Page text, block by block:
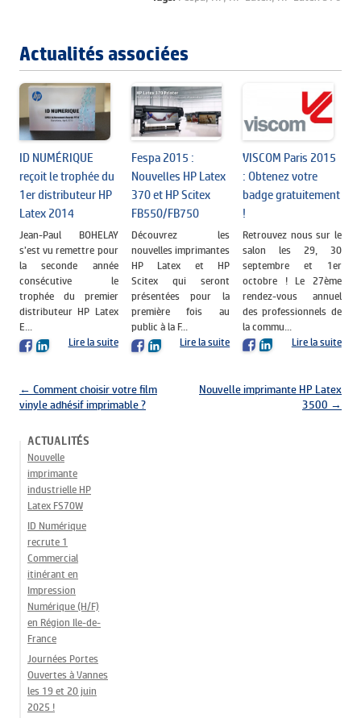
Actualités associées
ID NUMÉRIQUE
reçoit le trophée du
1er distributeur HP
Latex 2014
Jean-Paul BOHELAY
s’est vu remettre pour
la seconde année
consécutive le
trophée du premier
distributeur HP Latex
E...
Lire la suite
Fespa 2015 :
Nouvelles HP Latex
370 et HP Scitex
FB550/FB750
Découvrez les
nouvelles imprimantes
HP Latex et HP
Scitex qui seront
présentées pour la
première fois au
public à la F...
Lire la suite
VISCOM Paris 2015
: Obtenez votre
badge gratuitement
!
Retrouvez nous sur le
salon les 29, 30
septembre et 1er
octobre ! Le 27ème
rendez-vous annuel
des professionnels de
la commu...
Lire la suite
Navigation des articles
← Comment choisir votre film
vinyle adhésif imprimable ?
Nouvelle imprimante HP Latex
3500 →
ACTUALITÉS
Nouvelle
imprimante
industrielle HP
Latex FS70W
ID Numérique
recrute 1
Commercial
itinérant en
Impression
Numérique (H/F)
en Région Ile-de-
France
Journées Portes
Ouvertes à Vannes
les 19 et 20 juin
2025 !